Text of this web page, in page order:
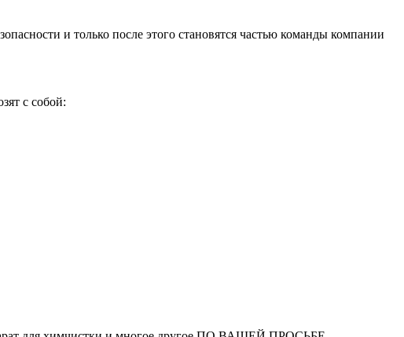
и только после этого становятся частью команды компании
с собой: